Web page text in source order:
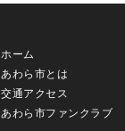
ホーム
あわら市とは
交通アクセス
あわら市ファンクラブ